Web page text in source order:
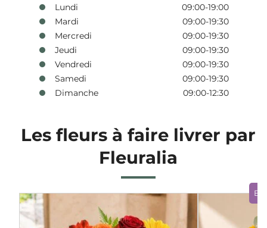
Lundi
09:00-19:00
Mardi
09:00-19:30
Mercredi
09:00-19:30
Jeudi
09:00-19:30
Vendredi
09:00-19:30
Samedi
09:00-19:30
Dimanche
09:00-12:30
Les fleurs à faire livrer par
Fleuralia